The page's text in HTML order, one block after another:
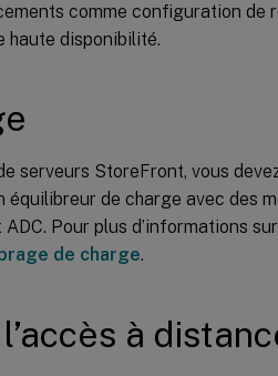
comme configuration de
haute disponibilité.
serveurs StoreFront, vous
de charge avec des
Pour plus d’informations
de charge.
à